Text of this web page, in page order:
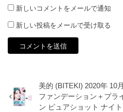
新しいコメントをメールで通知
新しい投稿をメールで受け取る
美的 (BITEKI) 2020年 10
ファンデーション＋プラ
ン ピュアショット ナイ